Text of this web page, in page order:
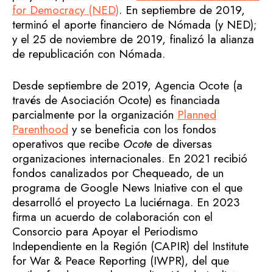
for Democracy (NED). En septiembre de 2019,
terminó el aporte financiero de Nómada (y NED);
y el 25 de noviembre de 2019, finalizó la alianza
de republicación con Nómada.
Desde septiembre de 2019, Agencia Ocote (a
través de Asociación Ocote) es financiada
parcialmente por la organización Planned
Parenthood y se beneficia con los fondos
operativos que recibe Ocote de diversas
organizaciones internacionales. En 2021 recibió
fondos canalizados por Chequeado, de un
programa de Google News Iniative con el que
desarrolló el proyecto La luciérnaga. En 2023
firma un acuerdo de colaboración con el
Consorcio para Apoyar el Periodismo
Independiente en la Región (CAPIR) del Institute
for War & Peace Reporting (IWPR), del que